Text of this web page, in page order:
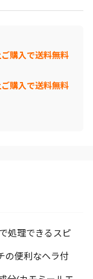
購入で送料無料
購入で送料無料
処理できるスピ
の便利なヘラ付